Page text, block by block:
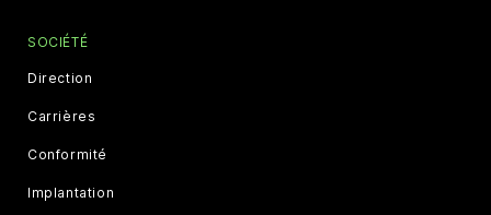
SOCIÉTÉ
Direction
Carrières
Conformité
Implantation